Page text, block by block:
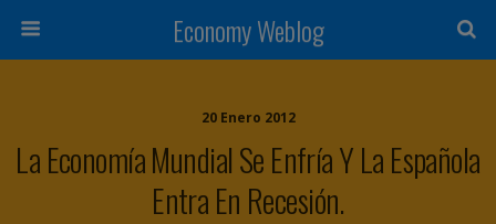
Economy Weblog
20 Enero 2012
La Economía Mundial Se Enfría Y La Española
Entra En Recesión.